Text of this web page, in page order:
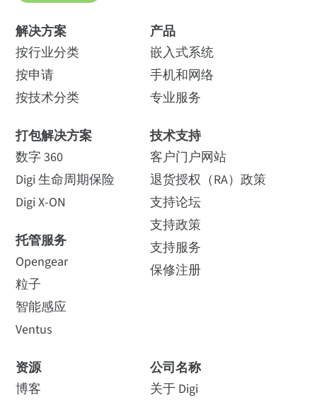
解决方案
按行业分类
按申请
按技术分类
打包解决方案
数字 360
Digi 生命周期保险
Digi X-ON
托管服务
Opengear
粒子
智能感应
Ventus
产品
嵌入式系统
手机和网络
专业服务
技术支持
客户门户网站
退货授权（RA）政策
支持论坛
支持政策
支持服务
保修注册
资源
博客
公司名称
关于 Digi